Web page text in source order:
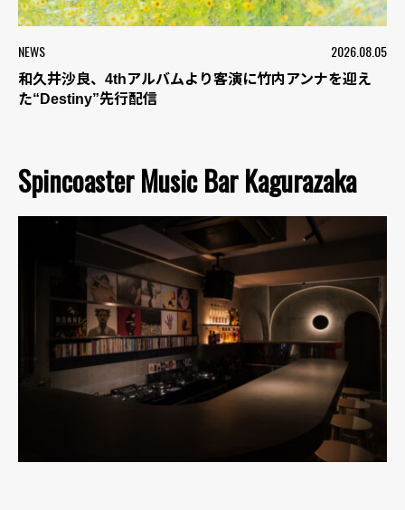
NEWS 2026.08.05
和久井沙良、4thアルバムより客演に竹内アンナを迎え
た“Destiny”先行配信
Spincoaster Music Bar Kagurazaka